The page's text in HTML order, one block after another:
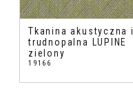
Tkanina akustyczna i
trudnopalna LUPINE
zielony
19166